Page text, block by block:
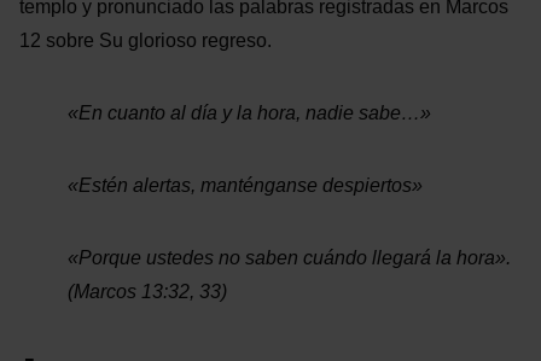
templo y pronunciado las palabras registradas en Marcos
12 sobre Su glorioso regreso.
«En cuanto al día y la hora, nadie sabe…»
«Estén alertas, manténganse despiertos»
«Porque ustedes no saben cuándo llegará la hora».
(Marcos 13:32, 33)